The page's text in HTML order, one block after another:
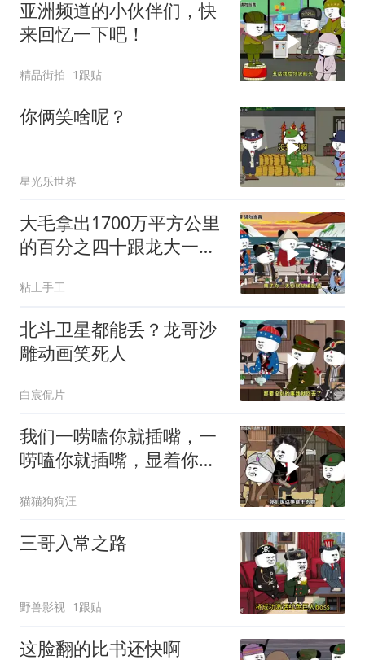
亚洲频道的小伙伴们，快
来回忆一下吧！
精品街拍 1跟贴
你俩笑啥呢？
星光乐世界
大毛拿出1700万平方公里
的百分之四十跟龙大一起
粘土手工
北斗卫星都能丢？龙哥沙
雕动画笑死人
白宸侃片
我们一唠嗑你就插嘴，一
唠嗑你就插嘴，显着你
猫猫狗狗汪
三哥入常之路
野兽影视 1跟贴
这脸翻的比书还快啊